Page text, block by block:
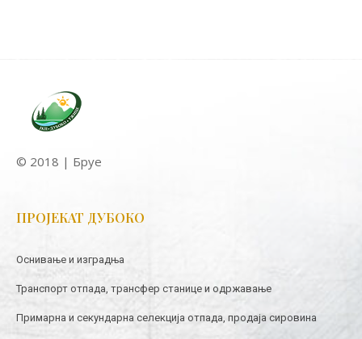
© 2018 | Бруе
ПРОЈЕКАТ ДУБОКО
Оснивање и изградња
Транспорт отпада, трансфер станице и одржавање
Примарна и секундарна селекција отпада, продаја сировина